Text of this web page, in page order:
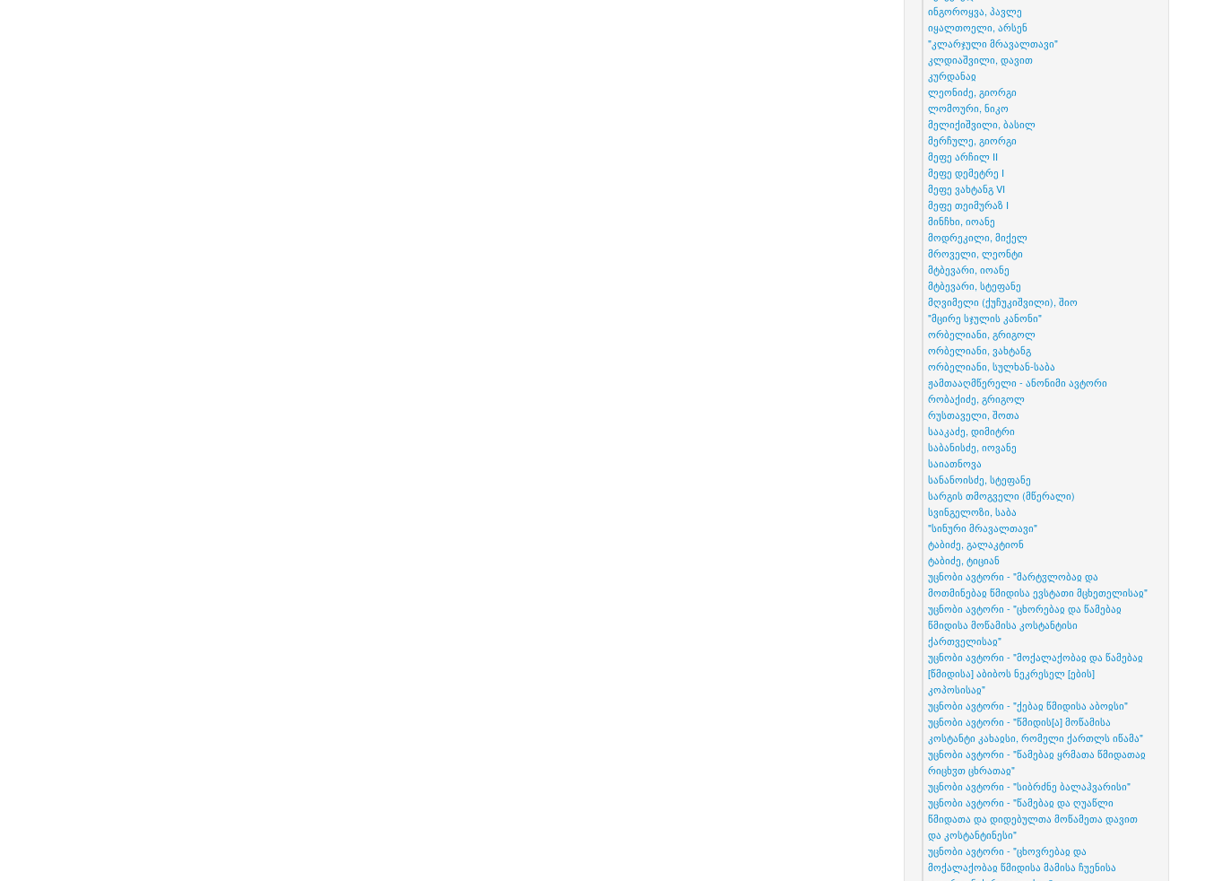
ინგოროყვა, პავლე
იყალთოელი, არსენ
"კლარჯული მრავალთავი"
კლდიაშვილი, დავით
კურდანაჲ
ლეონიძე, გიორგი
ლომოური, ნიკო
მელიქიშვილი, ბასილ
მერჩულე, გიორგი
მეფე არჩილ II
მეფე დემეტრე I
მეფე ვახტანგ VI
მეფე თეიმურაზ I
მინჩხი, იოანე
მოდრეკილი, მიქელ
მროველი, ლეონტი
მტბევარი, იოანე
მტბევარი, სტეფანე
მღვიმელი (ქუჩუკიშვილი), შიო
"მცირე სჯულის კანონი"
ორბელიანი, გრიგოლ
ორბელიანი, ვახტანგ
ორბელიანი, სულხან-საბა
ჟამთააღმწერელი - ანონიმი ავტორი
რობაქიძე, გრიგოლ
რუსთაველი, შოთა
სააკაძე, დიმიტრი
საბანისძე, იოვანე
საიათნოვა
სანანოისძე, სტეფანე
სარგის თმოგველი (მწერალი)
სვინგელოზი, საბა
"სინური მრავალთავი"
ტაბიძე, გალაკტიონ
ტაბიძე, ტიციან
უცნობი ავტორი - "მარტჳლობაჲ და
მოთმინებაჲ წმიდისა ევსტათი მცხეთელისაჲ"
უცნობი ავტორი - "ცხორებაჲ და წამებაჲ
წმიდისა მოწამისა კოსტანტისი
ქართველისაჲ"
უცნობი ავტორი - "მოქალაქობაჲ და წამებაჲ
[წმიდისა] აბიბოს ნეკრესელ [ების]
კოპოსისაჲ"
უცნობი ავტორი - "ქებაჲ წმიდისა აბოჲსი"
უცნობი ავტორი - "წმიდის[ა] მოწამისა
კოსტანტი კახაჲსი, რომელი ქართლს იწამა"
უცნობი ავტორი - "წამებაჲ ყრმათა წმიდათაჲ
რიცხჳთ ცხრათაჲ"
უცნობი ავტორი - "სიბრძნე ბალაჰვარისი"
უცნობი ავტორი - "წამებაჲ და ღუაწლი
წმიდათა და დიდებულთა მოწამეთა დავით
და კოსტანტინესი"
უცნობი ავტორი - "ცხოვრებაჲ და
მოქალაქობაჲ წმიდისა მამისა ჩუენისა